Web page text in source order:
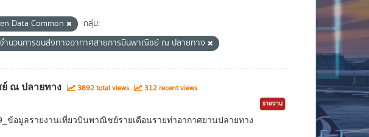
Data Common
กลุ่ม:
จำนวนการขนส่งทางอากาศสายการบินพาณิชย์ ณ ปลายทาง
ณ ปลายทาง 3892 total views 312 recent views
รายงาน
ข้อมูลรายงานเที่ยวบินพาณิชย์รายเดือนรายท่าอากาศยานปลายทาง